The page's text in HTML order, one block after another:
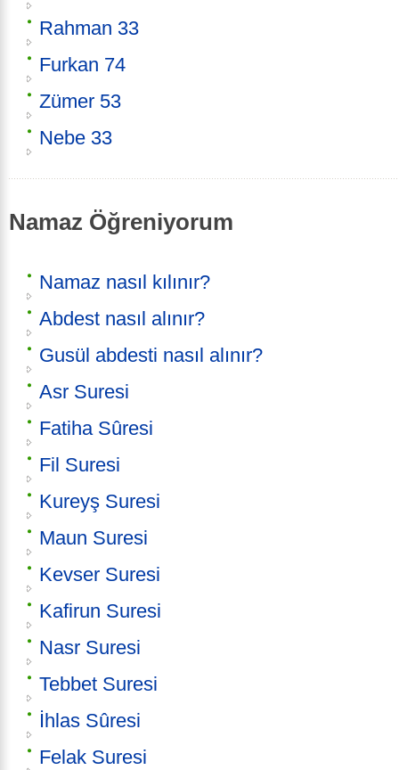
Rahman 33
Furkan 74
Zümer 53
Nebe 33
Namaz Öğreniyorum
Namaz nasıl kılınır?
Abdest nasıl alınır?
Gusül abdesti nasıl alınır?
Asr Suresi
Fatiha Sûresi
Fil Suresi
Kureyş Suresi
Maun Suresi
Kevser Suresi
Kafirun Suresi
Nasr Suresi
Tebbet Suresi
İhlas Sûresi
Felak Suresi